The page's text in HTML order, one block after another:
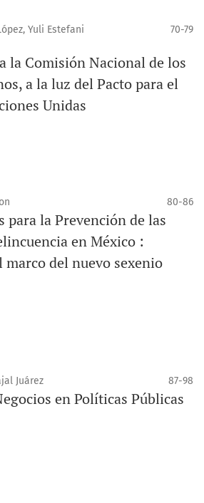
Yuli Estefani
70-79
la Comisión Nacional de los
a la luz del Pacto para el
Unidas
80-86
para la Prevención de las
en México :
marco del nuevo sexenio
Juárez 87-98
en Políticas Públicas